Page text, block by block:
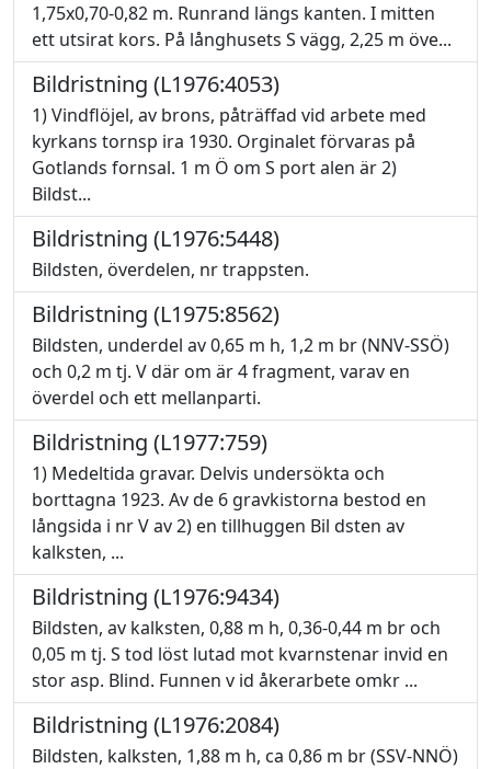
1,75x0,70-0,82 m. Runrand längs kanten. I mitten
ett utsirat kors. På långhusets S vägg, 2,25 m öve...
Bildristning (L1976:4053)
1) Vindflöjel, av brons, påträffad vid arbete med
kyrkans tornsp ira 1930. Orginalet förvaras på
Gotlands fornsal. 1 m Ö om S port alen är 2)
Bildst...
Bildristning (L1976:5448)
Bildsten, överdelen, nr trappsten.
Bildristning (L1975:8562)
Bildsten, underdel av 0,65 m h, 1,2 m br (NNV-SSÖ)
och 0,2 m tj. V där om är 4 fragment, varav en
överdel och ett mellanparti.
Bildristning (L1977:759)
1) Medeltida gravar. Delvis undersökta och
borttagna 1923. Av de 6 gravkistorna bestod en
långsida i nr V av 2) en tillhuggen Bil dsten av
kalksten, ...
Bildristning (L1976:9434)
Bildsten, av kalksten, 0,88 m h, 0,36-0,44 m br och
0,05 m tj. S tod löst lutad mot kvarnstenar invid en
stor asp. Blind. Funnen v id åkerarbete omkr ...
Bildristning (L1976:2084)
Bildsten, kalksten, 1,88 m h, ca 0,86 m br (SSV-NNÖ)